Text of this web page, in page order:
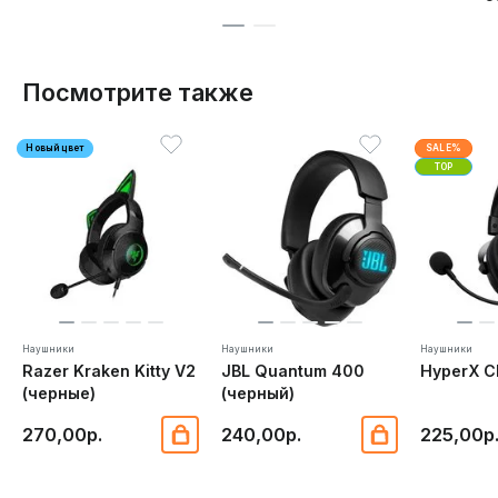
Посмотрите также
Новый цвет
Наушники
Razer Kraken Kitty V2
(черные)
270,00р.
Наушники
JBL Quantum 400
(черный)
240,00р.
SALE%
TOP
Наушники
HyperX